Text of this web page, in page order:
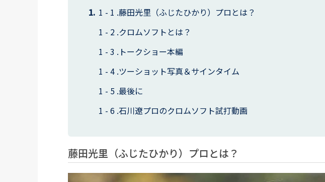
藤田光里（ふじたひかり）プロとは？
クロムソフトとは？
トークショー本編
ツーショット写真＆サインタイム
最後に
石川遼プロのクロムソフト試打動画
藤田光里（ふじたひかり）プロとは？